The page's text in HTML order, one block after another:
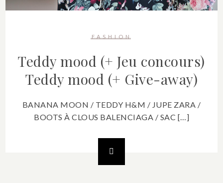
FASHION
Teddy mood (+ Jeu concours)
Teddy mood (+ Give-away)
BANANA MOON / TEDDY H&M / JUPE ZARA /
BOOTS À CLOUS BALENCIAGA / SAC […]